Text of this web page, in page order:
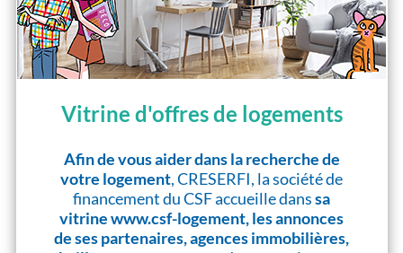
Vitrine d'offres de logements
Afin de vous aider dans la recherche de
votre logement, CRESERFI, la société de
financement du CSF accueille danssa
vitrine www.csf-logement, les annonces
de ses partenaires, agences immobilières,